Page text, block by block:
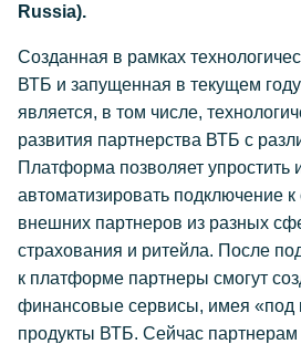
Russia).
Созданная в рамках
ВТБ и запущенная в текущем
является, в том числе,
развития партнерства ВТБ с
Платформа позволяет упростить
автоматизировать подключение
внешних партнеров из разных
страхования и ритейла. После
к платформе партнеры смогут
финансовые сервисы, имея «под
продукты ВТБ. Сейчас